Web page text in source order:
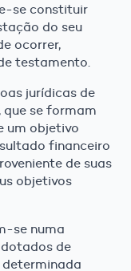
se constituir
do seu
ocorrer,
testamento.
jurídicas de
se formam
um objetivo
financeiro
de suas
objetivos
se numa
de
determinada